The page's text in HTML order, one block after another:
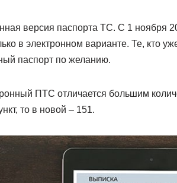
версия паспорта ТС. С 1 ноября
в электронном варианте. Те, кто
паспорт по желанию.
ПТС отличается большим
то в новой – 151.